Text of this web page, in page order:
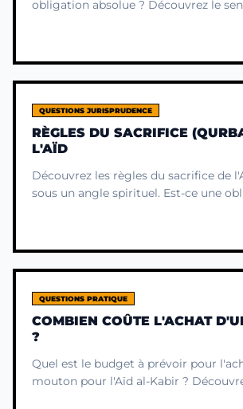
obligation absolue ? Découvrez le
QUESTIONS JURISPRUDENCE
RÈGLES DU SACRIFICE
L'AÏD
Découvrez les règles du sacrifice de
sous un angle spirituel. Est-ce une
QUESTIONS PRATIQUE
COMBIEN COÛTE L'ACHAT
?
Quel est le budget à prévoir pour
mouton pour l'Aïd al-Kabir ?